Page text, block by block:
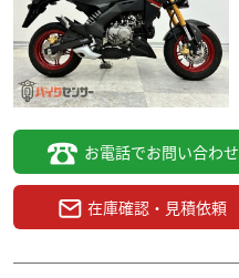
お電話でお問い合わせ
在庫確認・見積依頼